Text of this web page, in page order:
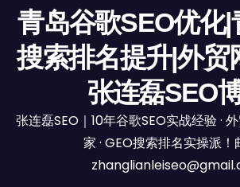
青岛谷歌SEO优化|
搜索排名提升|外贸
张连磊SEO
张连磊SEO｜10年谷歌SEO实战经验 ·
家 · GEO搜索排名实操派！